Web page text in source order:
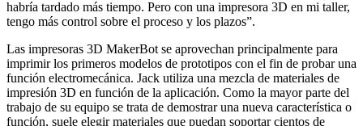
habría tardado más tiempo. Pero con una impresora 3D en mi taller,
tengo más control sobre el proceso y los plazos”.
Las impresoras 3D MakerBot se aprovechan principalmente para
imprimir los primeros modelos de prototipos con el fin de probar una
función electromecánica. Jack utiliza una mezcla de materiales de
impresión 3D en función de la aplicación. Como la mayor parte del
trabajo de su equipo se trata de demostrar una nueva característica o
función, suele elegir materiales que puedan soportar cientos de